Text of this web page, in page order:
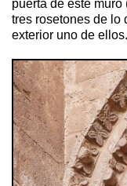
puerta de este
tres rosetones de lo
exterior uno de ellos.